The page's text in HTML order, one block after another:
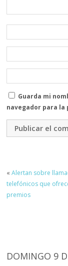
Guarda mi
navegador para la
«Alertan sobre
telefónicos que
premios
DOMINGO 9